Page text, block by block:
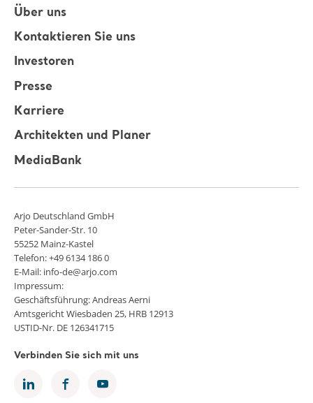
Über uns
Kontaktieren Sie uns
Investoren
Presse
Karriere
Architekten und Planer
MediaBank
Arjo Deutschland GmbH
Peter-Sander-Str. 10
55252 Mainz-Kastel
Telefon: +49 6134 186 0
E-Mail: info-de@arjo.com
Impressum:
Geschäftsführung: Andreas Aerni
Amtsgericht Wiesbaden 25, HRB 12913
USTID-Nr. DE 126341715
Verbinden Sie sich mit uns